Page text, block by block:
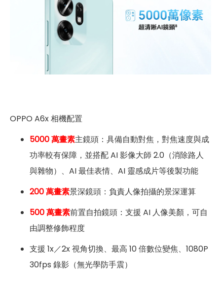
OPPO A6x 相機配置
5000 萬畫素主鏡頭：具備自動對焦，對焦速度與成
功率較有保障，並搭配 AI 影像大師 2.0（消除路人
與雜物）、AI 最佳表情、AI 靈感成片等後製功能
200 萬畫素景深鏡頭：負責人像拍攝的景深運算
500 萬畫素前置自拍鏡頭：支援 AI 人像美顏，可自
由調整修飾程度
支援 1x／2x 視角切換、最高 10 倍數位變焦、1080P
30fps 錄影（無光學防手震）